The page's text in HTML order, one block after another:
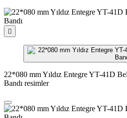

22*080 mm Yıldız Entegre YT-41D
Bandı resimler